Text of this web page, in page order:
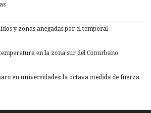
y zonas anegadas por el temporal
en la zona sur del Conurbano
en universidades: la octava medida de fuerza